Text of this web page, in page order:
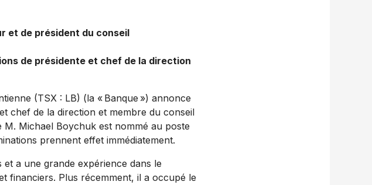
et de président du conseil
de présidente et chef de la direction
(TSX : LB) (la « Banque ») annonce
chef de la direction et membre du conseil
Michael Boychuk est nommé au poste
prennent effet immédiatement.
a une grande expérience dans le
financiers. Plus récemment, il a occupé le